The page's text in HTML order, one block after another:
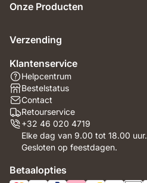
Onze Producten
Verzending
Klantenservice
Helpcentrum
Bestelstatus
Contact
Retourservice
+32 46 020 4719
Elke dag van 9.00 tot 18.00 uur.
Gesloten op feestdagen.
Betaalopties